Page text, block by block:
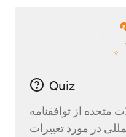
Quiz
ایالات متحده از توافقنامه
در مورد تغییرات